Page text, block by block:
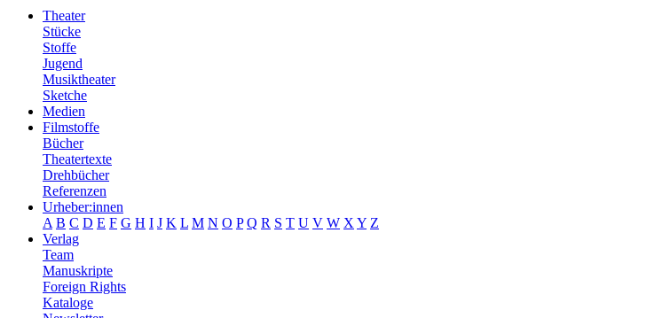
Theater
Stücke
Stoffe
Jugend
Musiktheater
Sketche
Medien
Filmstoffe
Bücher
Theatertexte
Drehbücher
Referenzen
Urheber:innen
A B C D E F G H I J K L M N O P Q R S T U V W X Y Z
Verlag
Team
Manuskripte
Foreign Rights
Kataloge